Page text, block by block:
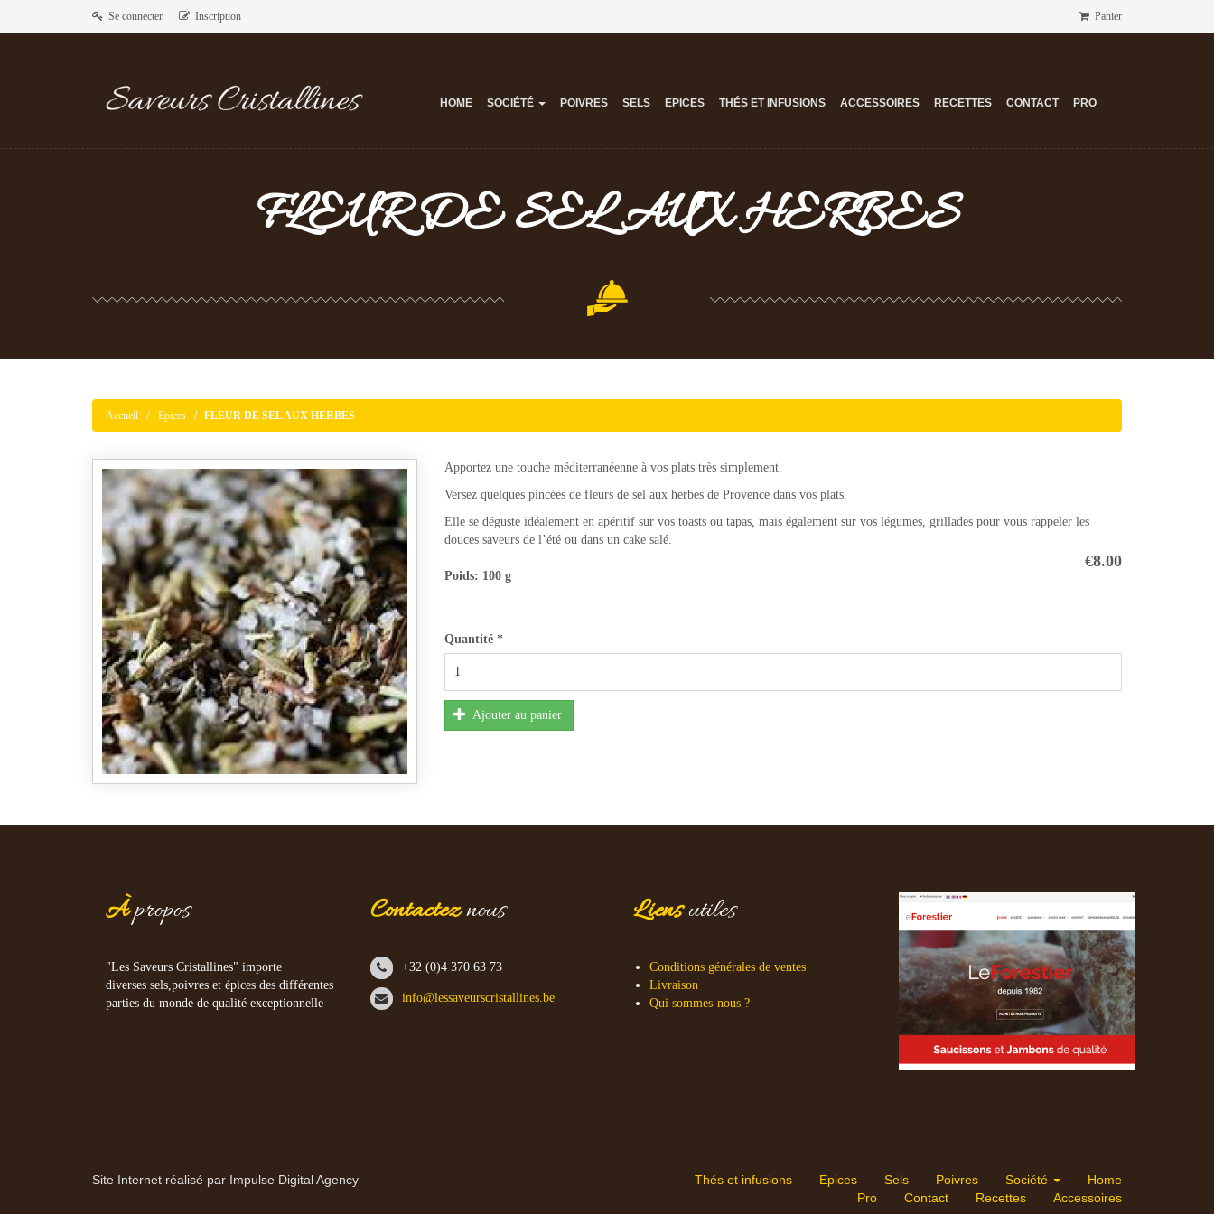
Se connecter Inscription Panier
HOME SOCIÉTÉ POIVRES SELS EPICES THÉS ET INFUSIONS ACCESSOIRES RECETTES CONTACT PRO
FLEUR DE SEL AUX HERBES
Accueil Epices FLEUR DE SEL AUX HERBES
Apportez une touche méditerranéenne à vos plats très simplement.
Versez quelques pincées de fleurs de sel aux herbes de Provence dans vos plats.
Elle se déguste idéalement en apéritif sur vos toasts ou tapas, mais également sur vos légumes, grillades pour vous rappeler les
douces saveurs de l’été ou dans un cake salé.
€8.00
Poids: 100 g
Quantité *
Ajouter au panier
Àpropos
"Les Saveurs Cristallines" importe
diverses sels,poivres et épices des différentes
parties du monde de qualité exceptionnelle
Contacteznous
+32 (0)4 370 63 73
info@lessaveurscristallines.be
Liensutiles
Conditions générales de ventes
Livraison
Qui sommes-nous ?
Site Internet réalisé par Impulse Digital Agency Home
Société
Poivres
Sels
Epices
Thés et infusions
Accessoires
Recettes
Contact
Pro